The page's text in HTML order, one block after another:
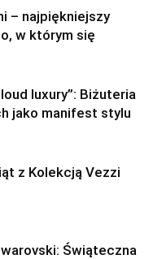
– najpiękniejszy
w którym się
luxury”: Biżuteria
jako manifest stylu
z Kolekcją Vezzi
Świąteczna